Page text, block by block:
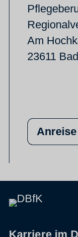
Am
23611
Anreise
Karriere im